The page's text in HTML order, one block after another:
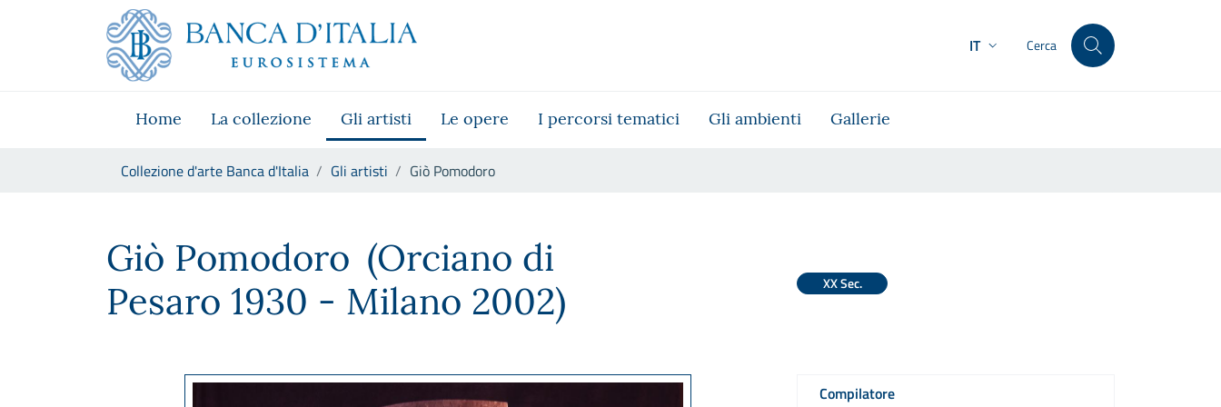
Skip to Main Content
Vai al sito istituzionale
Vai al menu di navigazione
Vai alla ricerca
Vai ai contenuti
IT Cerca
Home La collezione Gli artisti Le opere I percorsi tematici Gli ambienti Gallerie
Collezione d'arte Banca d'Italia Gli artisti Giò Pomodoro
Giò Pomodoro (Orciano di
Pesaro 1930 - Milano 2002)
XX Sec.
Compilatore